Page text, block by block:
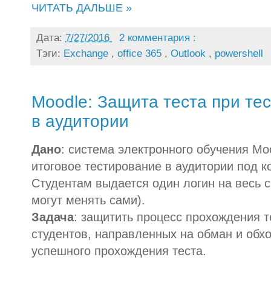
ЧИТАТЬ ДАЛЬШЕ »
Дата: 7/27/2016
2 комментария :
Тэги: Exchange , office 365 , Outlook , powershell
Moodle: Защита теста при
в аудитории
Дано: система электронного обучения
итоговое тестирование в аудитории под
Студентам выдается один логин на весь
могут менять сами).
Задача: защитить процесс прохождения
студентов, направленных на обман и
успешного прохождения теста.